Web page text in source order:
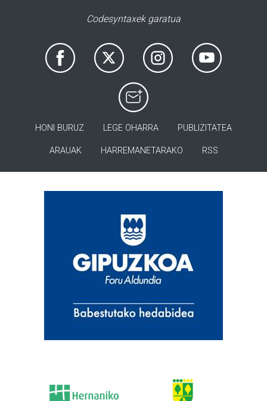
Codesyntaxek garatua
HONI BURUZ LEGE OHARRA PUBLIZITATEA
ARAUAK HARREMANETARAKO RSS